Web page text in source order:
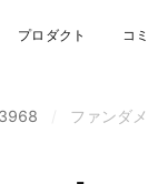
プロダクト コ
3968 ファンダ